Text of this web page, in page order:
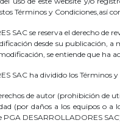
Términos y Condiciones,así
SAC se reserva el derecho
desde su publicación, a
se entiende que ha
SAC ha dividido los Términos
de autor (prohibición de
(por daños a los equipos o
PGA DESARROLLADORES